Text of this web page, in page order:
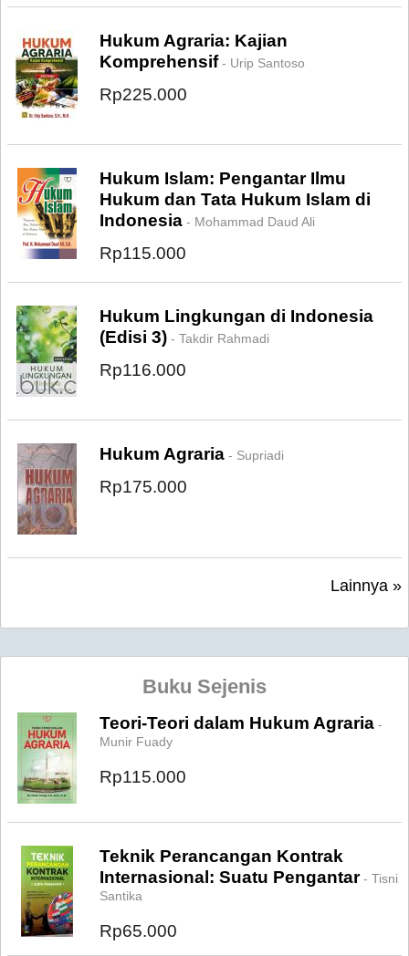
Hukum Agraria: Kajian
Komprehensif- Urip Santoso
Rp225.000
Hukum Islam: Pengantar Ilmu
Hukum dan Tata Hukum Islam di
Indonesia - Mohammad Daud Ali
Rp115.000
Hukum Lingkungan di Indonesia
(Edisi 3) - Takdir Rahmadi
Rp116.000
Hukum Agraria - Supriadi
Rp175.000
Lainnya »
Buku Sejenis
Teori-Teori dalam Hukum Agraria -
Munir Fuady
Rp115.000
Teknik Perancangan Kontrak
Internasional: Suatu Pengantar- Tisni
Santika
Rp65.000